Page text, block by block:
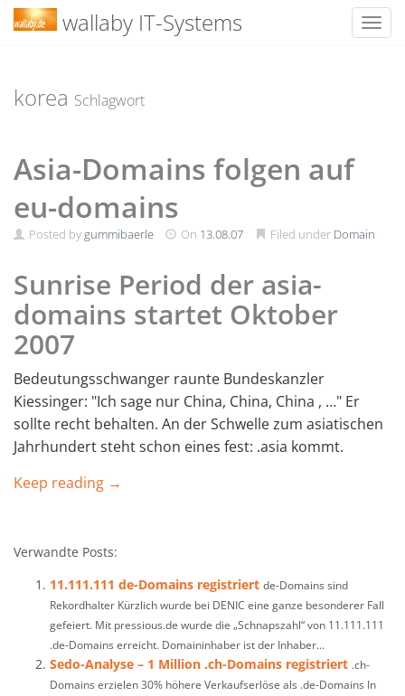
content
wallaby IT-Systems
korea Schlagwort
Asia-Domains folgen auf
eu-domains
Posted bygummibaerle On 13.08.07 Filed under Domain
Sunrise Period der asia-
domains startet Oktober
2007
Bedeutungsschwanger raunte Bundeskanzler
Kiessinger: "Ich sage nur China, China, China , …" Er
sollte recht behalten. An der Schwelle zum asiatischen
Jahrhundert steht schon eines fest: .asia kommt.
Keep reading →
Verwandte Posts:
11.111.111 de-Domains registriert de-Domains sind
Rekordhalter Kürzlich wurde bei DENIC eine ganze besonderer Fall
gefeiert. Mit pressious.de wurde die „Schnapszahl“ von 11.111.111
.de-Domains erreicht. Domaininhaber ist der Inhaber...
Sedo-Analyse – 1 Million .ch-Domains registriert .ch-
Domains erzielen 30% höhere Verkaufserlöse als .de-Domains In